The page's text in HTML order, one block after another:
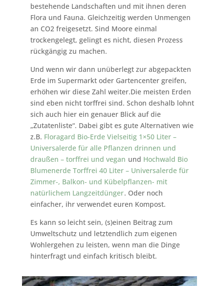
bestehende Landschaften und mit ihnen deren
Flora und Fauna. Gleichzeitig werden Unmengen
an CO2 freigesetzt. Sind Moore einmal
trockengelegt, gelingt es nicht, diesen Prozess
rückgängig zu machen.
Und wenn wir dann unüberlegt zur abgepackten
Erde im Supermarkt oder Gartencenter greifen,
erhöhen wir diese Zahl weiter.Die meisten Erden
sind eben nicht torffrei sind. Schon deshalb lohnt
sich auch hier ein genauer Blick auf die
„Zutatenliste“. Dabei gibt es gute Alternativen wie
z.B. Floragard Bio-Erde Vielseitig 1×50 Liter –
Universalerde für alle Pflanzen drinnen und
draußen – torffrei und vegan und Hochwald Bio
Blumenerde Torffrei 40 Liter – Universalerde für
Zimmer-, Balkon- und Kübelpflanzen- mit
natürlichem Langzeitdünger. Oder noch
einfacher, ihr verwendet euren Kompost.
Es kann so leicht sein, (s)einen Beitrag zum
Umweltschutz und letztendlich zum eigenen
Wohlergehen zu leisten, wenn man die Dinge
hinterfragt und einfach kritisch bleibt.